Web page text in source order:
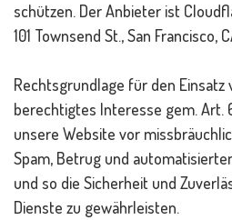
schützen. Der Anbieter ist
101 Townsend St., San Francisco,
Rechtsgrundlage für den
berechtigtes Interesse gem. Art.
unsere Website vor
Spam, Betrug und
und so die Sicherheit und
Dienste zu gewährleisten.